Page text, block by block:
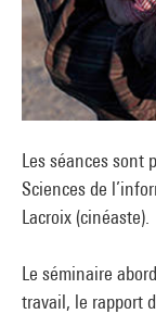
Les séances sont
Sciences de
Lacroix (cinéaste).
Le séminaire
travail, le rapport